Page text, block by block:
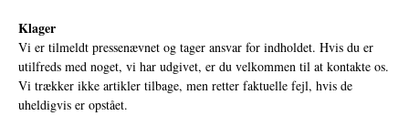
Klager
Vi er tilmeldt pressenævnet og tager ansvar for indholdet. Hvis du er
utilfreds med noget, vi har udgivet, er du velkommen til at kontakte os.
Vi trækker ikke artikler tilbage, men retter faktuelle fejl, hvis de
uheldigvis er opstået.